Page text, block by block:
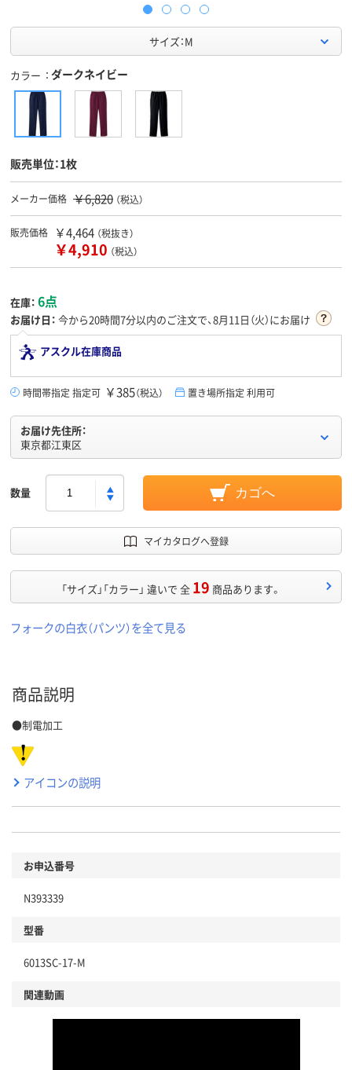
サイズ：M
カラー ダークネイビー
販売単位：1枚
メーカー価格 ￥6,820 （税込）
販売価格 ￥4,464 （税抜き）
￥4,910 （税込）
在庫： 6点
お届け日： 今から20時間7分以内のご注文で、8月11日（火）にお届け
アスクル在庫商品
時間帯指定 指定可 ￥385（税込） 置き場所指定 利用可
お届け先住所：
東京都江東区
数量 カゴへ
マイカタログへ登録
「サイズ」「カラー」 違いで 全 19 商品あります。
フォークの白衣（パンツ）を全て見る
商品説明
●制電加工
アイコンの説明
お申込番号
N393339
型番
6013SC-17-M
関連動画